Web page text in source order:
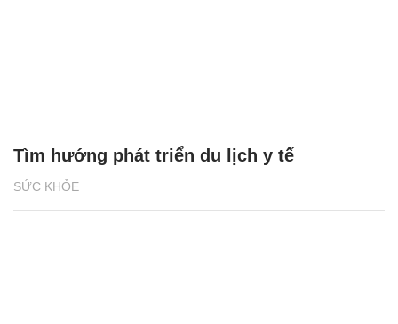
SỨC KHỎE
Tìm hướng phát triển du lịch y tế